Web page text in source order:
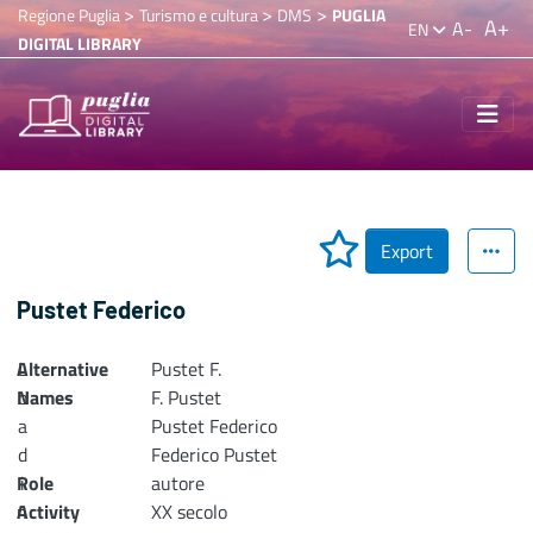
Regione Puglia> Turismo e cultura>DMS > PUGLIA
DIGITAL LIBRARY
EN A- A+
Export
Pustet Federico
L
o
a
d
i
n
Alternative
Names
Pustet F.
F. Pustet
Pustet Federico
Federico Pustet
Role
autore
Activity
XX secolo